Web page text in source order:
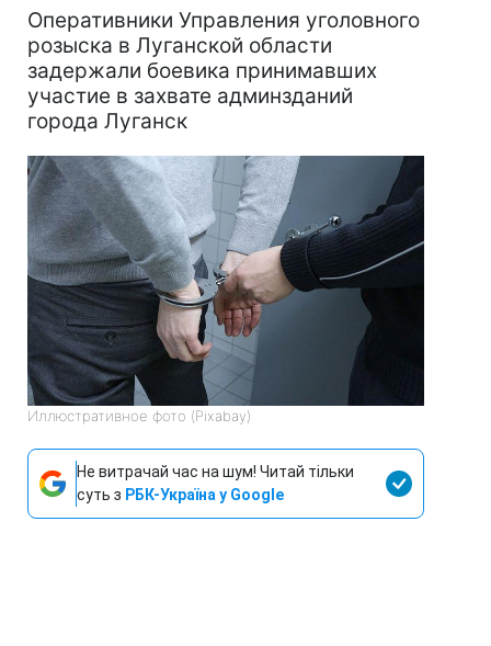
Оперативники Управления уголовного
розыска в Луганской области
задержали боевика принимавших
участие в захвате админзданий
города Луганск
Иллюстративное фото (Pixabау)
Не витрачай час на шум! Читай тільки
суть з РБК-Україна у Google